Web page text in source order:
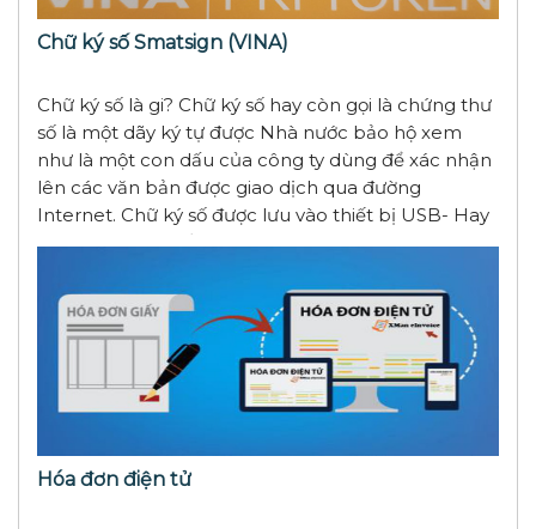
Chữ ký số Smatsign (VINA)
Chữ ký số là gi? Chữ ký số hay còn gọi là chứng thư
số là một dãy ký tự được Nhà nước bảo hộ xem
như là một con dấu của công ty dùng để xác nhận
lên các văn bản được giao dịch qua đường
Internet. Chữ ký số được lưu vào thiết bị USB- Hay
gọi là TOKEN - để cấp cho công ty.
Hóa đơn điện tử